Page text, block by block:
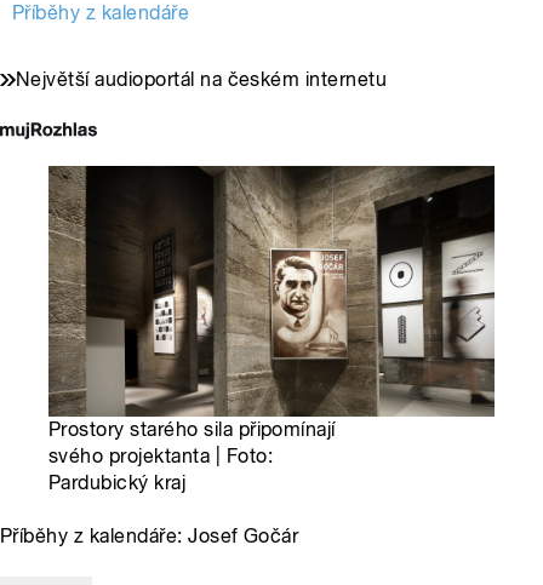
Příběhy z kalendáře
Největší audioportál na českém internetu
Prostory starého sila připomínají
svého projektanta | Foto:
Pardubický kraj
Příběhy z kalendáře: Josef Gočár